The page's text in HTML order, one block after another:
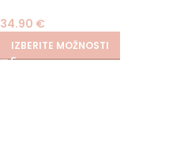
34.90 €
IZBERITE MOŽNOSTI